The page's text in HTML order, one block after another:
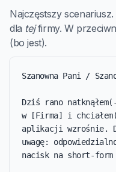
Najczęstszy
dla tejfirmy. W
(bo jest).
Szanowna Pani /
Dziś rano
w [Firma] i
aplikacji wzrośnie.
uwagę:
nacisk na short-form